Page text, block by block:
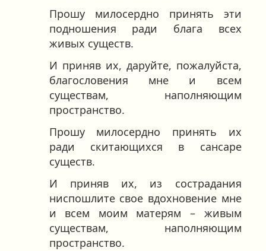
Прошу милосердно принять эти
подношения ради блага всех
живых существ.
И приняв их, даруйте, пожалуйста,
благословения мне и всем
существам, наполняющим
пространство.
Прошу милосердно принять их
ради скитающихся в сансаре
существ.
И приняв их, из сострадания
ниспошлите свое вдохновение мне
и всем моим матерям – живым
существам, наполняющим
пространство.